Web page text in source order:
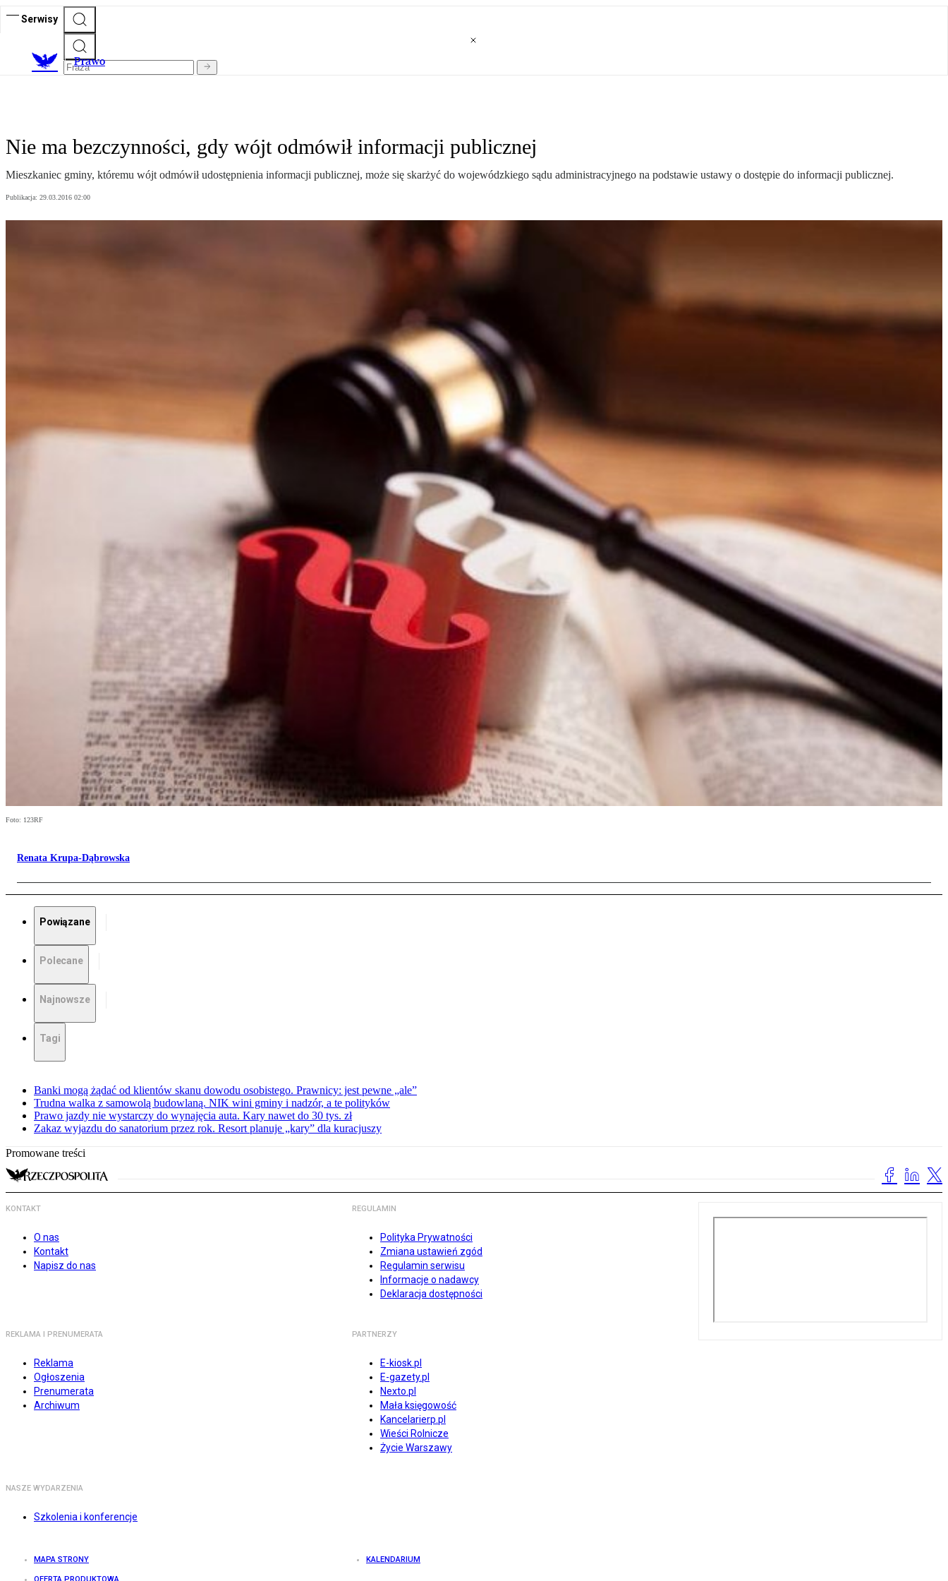
Serwisy
Prawo
Nie ma bezczynności, gdy wójt odmówił informacji publicznej
Mieszkaniec gminy, któremu wójt odmówił udostępnienia informacji publicznej, może się skarżyć do wojewódzkiego sądu administracyjnego na podstawie ustawy o dostępie do informacji publicznej.
Publikacja: 29.03.2016 02:00
Foto: 123RF
Renata Krupa-Dąbrowska
Powiązane
Polecane
Najnowsze
Tagi
Banki mogą żądać od klientów skanu dowodu osobistego. Prawnicy: jest pewne „ale”
Trudna walka z samowolą budowlaną. NIK wini gminy i nadzór, a te polityków
Prawo jazdy nie wystarczy do wynajęcia auta. Kary nawet do 30 tys. zł
Zakaz wyjazdu do sanatorium przez rok. Resort planuje „kary” dla kuracjuszy
Promowane treści
KONTAKT
O nas
Kontakt
Napisz do nas
REGULAMIN
Polityka Prywatności
Zmiana ustawień zgód
Regulamin serwisu
Informacje o nadawcy
Deklaracja dostępności
REKLAMA I PRENUMERATA
Reklama
Ogłoszenia
Prenumerata
Archiwum
PARTNERZY
E-kiosk.pl
E-gazety.pl
Nexto.pl
Mała księgowość
Kancelarierp.pl
Wieści Rolnicze
Życie Warszawy
NASZE WYDARZENIA
Szkolenia i konferencje
MAPA STRONY KALENDARIUM